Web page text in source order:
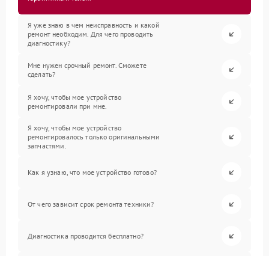
Я уже знаю в чем неисправность и какой
ремонт необходим. Для чего проводить
диагностику?
Мне нужен срочный ремонт. Сможете
сделать?
Я хочу, чтобы мое устройство
ремонтировали при мне.
Я хочу, чтобы мое устройство
ремонтировалось только оригинальными
запчастями.
Как я узнаю, что мое устройство готово?
От чего зависит срок ремонта техники?
Диагностика проводится бесплатно?